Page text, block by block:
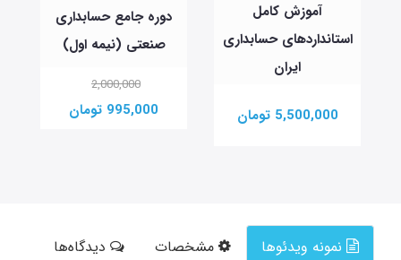
آموزش کامل
استانداردهای حسابداری
ایران
5,500,000 تومان
دوره جامع حسابداری
صنعتی (نیمه اول)
2,000,000
995,000 تومان
نمونه ویدئوها مشخصات دیدگاه‌ها